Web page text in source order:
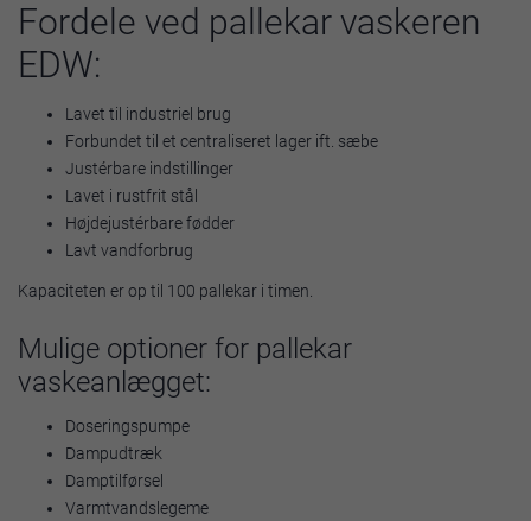
Fordele ved pallekar vaskeren
EDW:
Lavet til industriel brug
Forbundet til et centraliseret lager ift. sæbe
Justérbare indstillinger
Lavet i rustfrit stål
Højdejustérbare fødder
Lavt vandforbrug
Kapaciteten er op til 100 pallekar i timen.
Mulige optioner for pallekar
vaskeanlægget:
Doseringspumpe
Dampudtræk
Damptilførsel
Varmtvandslegeme